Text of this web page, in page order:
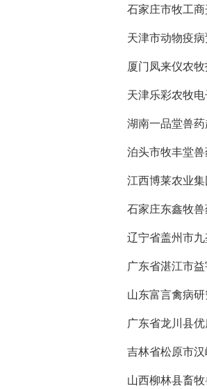
石家庄市牧工
天津市动物疫
厦门凤来仪农
天津乐彩农牧
湖南一品堂兽
泊头市牧丰堂
江西博莱农业
石家庄东鑫牧
辽宁省盖州市
广东省湛江市
山东富言禽病
广东省龙川县
吉林省松原市
山西柳林县畜